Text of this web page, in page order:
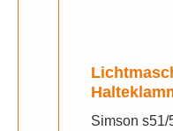
Simson